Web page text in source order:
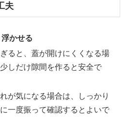
夫
かせる
ると、蓋が開けにくくなる場
しだけ隙間を作ると安全で
が気になる場合は、しっかり
一度振って確認するとよいで